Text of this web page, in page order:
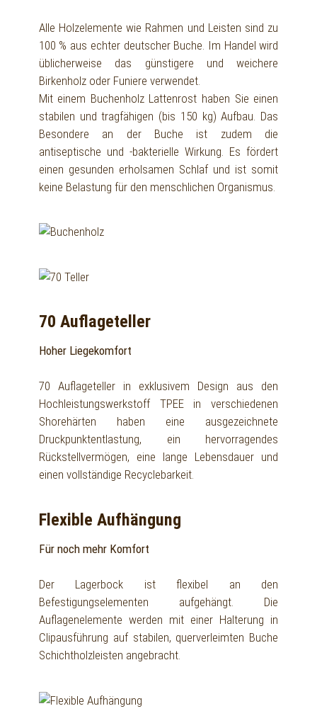
Alle Holzelemente wie Rahmen und Leisten sind zu
100 % aus echter deutscher Buche. Im Handel wird
üblicherweise das günstigere und weichere
Birkenholz oder Funiere verwendet.
Mit einem Buchenholz Lattenrost haben Sie einen
stabilen und tragfähigen (bis 150 kg) Aufbau. Das
Besondere an der Buche ist zudem die
antiseptische und -bakterielle Wirkung. Es fördert
einen gesunden erholsamen Schlaf und ist somit
keine Belastung für den menschlichen Organismus.
70 Auflageteller
Hoher Liegekomfort
70 Auflageteller in exklusivem Design aus den
Hochleistungswerkstoff TPEE in verschiedenen
Shorehärten haben eine ausgezeichnete
Druckpunktentlastung, ein hervorragendes
Rückstellvermögen, eine lange Lebensdauer und
einen vollständige Recyclebarkeit.
Flexible Aufhängung
Für noch mehr Komfort
Der Lagerbock ist flexibel an den
Befestigungselementen aufgehängt. Die
Auflagenelemente werden mit einer Halterung in
Clipausführung auf stabilen, querverleimten Buche
Schichtholzleisten angebracht.